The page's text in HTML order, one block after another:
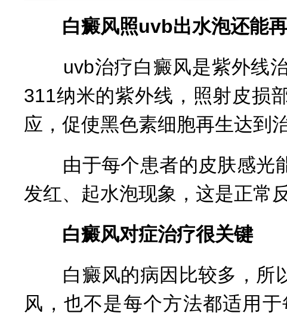
白癜风照uvb出水泡还能
uvb治疗白癜风是紫外线治
311纳米的紫外线，照射皮损
应，促使黑色素细胞再生达到
由于每个患者的皮肤感光能
发红、起水泡现象，这是正常
白癜风对症治疗很关键
白癜风的病因比较多，所以
风，也不是每个方法都适用